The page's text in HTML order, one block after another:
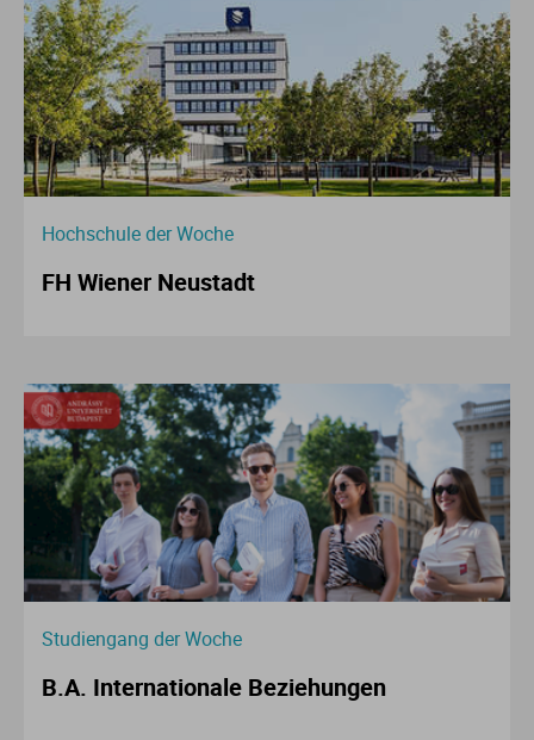
Hochschule der Woche
FH Wiener Neustadt
Studiengang der Woche
B.A. Internationale Beziehungen